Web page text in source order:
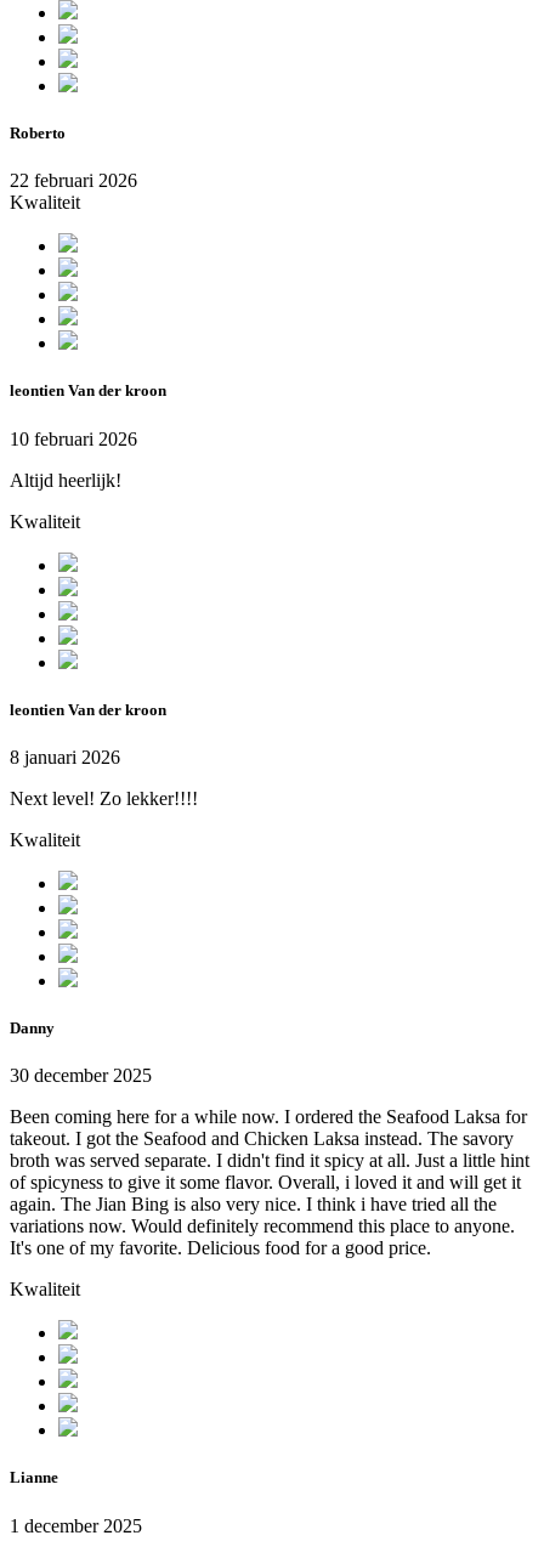
Roberto
22 februari 2026
Kwaliteit
leontien Van der kroon
10 februari 2026
Altijd heerlijk!
Kwaliteit
leontien Van der kroon
8 januari 2026
Next level! Zo lekker!!!!
Kwaliteit
Danny
30 december 2025
Been coming here for a while now. I ordered the Seafood Laksa for
takeout. I got the Seafood and Chicken Laksa instead. The savory
broth was served separate. I didn't find it spicy at all. Just a little hint
of spicyness to give it some flavor. Overall, i loved it and will get it
again. The Jian Bing is also very nice. I think i have tried all the
variations now. Would definitely recommend this place to anyone.
It's one of my favorite. Delicious food for a good price.
Kwaliteit
Lianne
1 december 2025